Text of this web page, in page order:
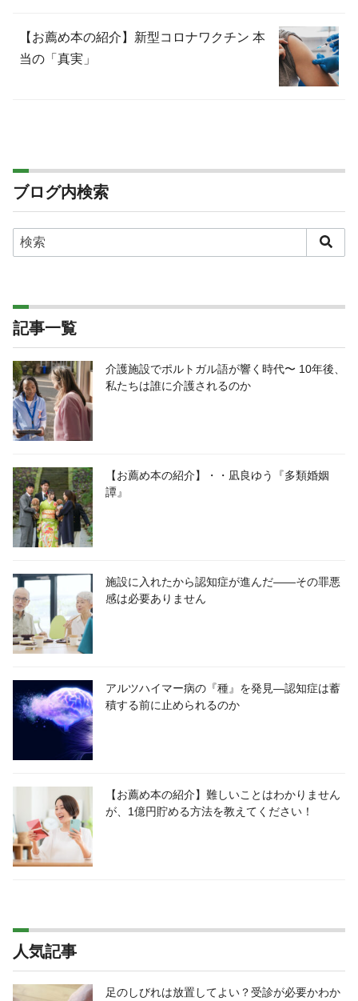
【お薦め本の紹介】新型コロナワクチン 本
当の「真実」
ブログ内検索
記事一覧
介護施設でポルトガル語が響く時代〜 10年後、
私たちは誰に介護されるのか
【お薦め本の紹介】・・凪良ゆう『多類婚姻
譚』
施設に入れたから認知症が進んだ――その罪悪
感は必要ありません
アルツハイマー病の『種』を発見―認知症は蓄
積する前に止められるのか
【お薦め本の紹介】難しいことはわかりません
が、1億円貯める方法を教えてください！
人気記事
足のしびれは放置してよい？受診が必要かわか